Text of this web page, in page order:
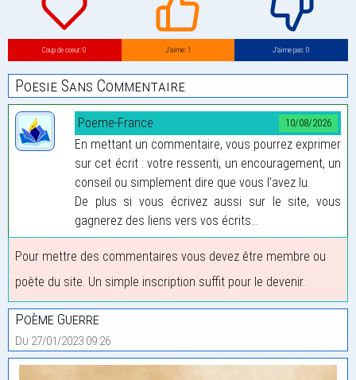
Coup de coeur: 0 J’aime: 1 J’aime pas: 0
Poesie Sans Commentaire
10/08/2026
Poeme-France
En mettant un commentaire, vous pourrez exprimer
sur cet écrit : votre ressenti, un encouragement, un
conseil ou simplement dire que vous l'avez lu.
De plus si vous écrivez aussi sur le site, vous
gagnerez des liens vers vos écrits...
Pour mettre des commentaires vous devez être membre ou
poète du site. Un simple inscription suffit pour le devenir.
Poème Guerre
Du 27/01/2023 09:26